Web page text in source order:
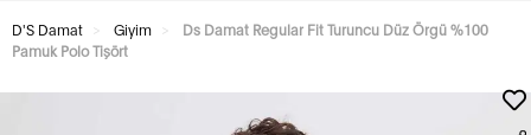
D'S Damat Giyim
Ds Damat Regular Fit Turuncu Düz Örgü %100
Pamuk Polo Tişört